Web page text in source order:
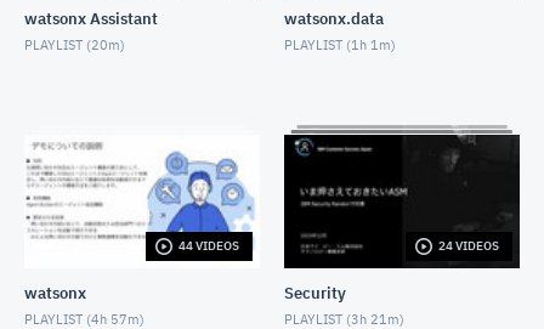
CP4D 分析ダッシュボードのご紹介
使ってみよう Watson Text to Speech
NOVEMBER 26, 2021
CP4DをCLIで操作してみよう
watsonx Assistant
PLAYLIST (20m)
watsonx.data
PLAYLIST (1h 1m)
44 VIDEOS
watsonx
PLAYLIST (4h 57m)
24 VIDEOS
Security
PLAYLIST (3h 21m)